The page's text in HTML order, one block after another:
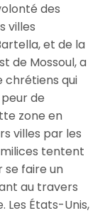
des
villes
et de la
de Mossoul, a
chrétiens qui
de
zone en
villes par les
tentent
se faire un
au travers
Les États-Unis,